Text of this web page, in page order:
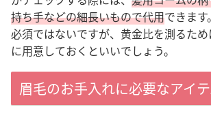
持ち手などの細長いもので代用できます。
必須ではないですが、黄金比を測るた
に用意しておくといいでしょう。
眉毛のお手入れに必要なアイ